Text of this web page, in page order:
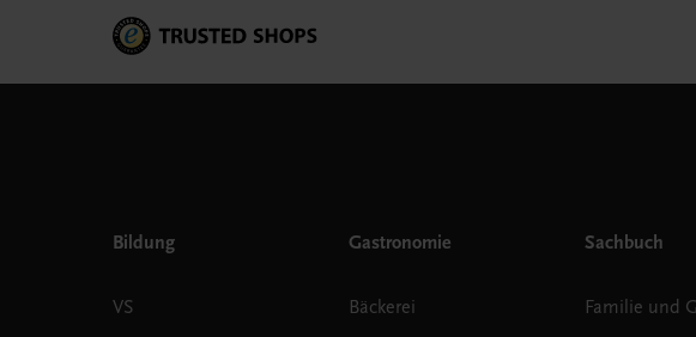
Bildung
VS
Gastronomie
Bäckerei
Sachbuch
Familie und